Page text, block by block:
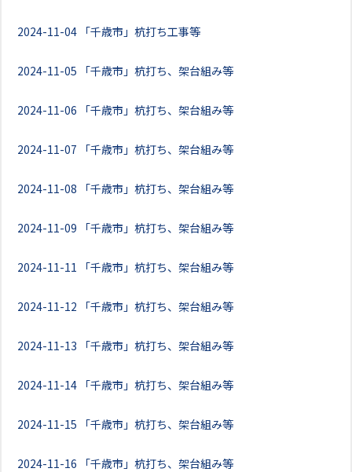
2024-11-04 「千歳市」杭打ち工事等
2024-11-05 「千歳市」杭打ち、架台組み等
2024-11-06 「千歳市」杭打ち、架台組み等
2024-11-07 「千歳市」杭打ち、架台組み等
2024-11-08 「千歳市」杭打ち、架台組み等
2024-11-09 「千歳市」杭打ち、架台組み等
2024-11-11 「千歳市」杭打ち、架台組み等
2024-11-12 「千歳市」杭打ち、架台組み等
2024-11-13 「千歳市」杭打ち、架台組み等
2024-11-14 「千歳市」杭打ち、架台組み等
2024-11-15 「千歳市」杭打ち、架台組み等
2024-11-16 「千歳市」杭打ち、架台組み等